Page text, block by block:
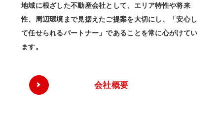
地域に根ざした不動産会社として、エリア特性や将来
性、周辺環境まで見据えたご提案を大切にし、「安心し
て任せられるパートナー」であることを常に心がけてい
ます。
会社概要